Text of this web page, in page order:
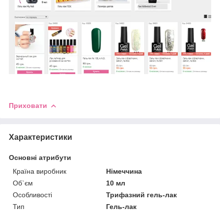
Приховати
Характеристики
Основні атрибути
Країна виробник
Німеччина
Об`єм
10 мл
Особливості
Трифазний гель-лак
Тип
Гель-лак